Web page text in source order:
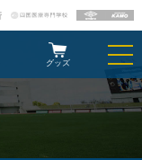
グッズ